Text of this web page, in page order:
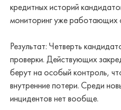
кредитных историй
мониторинг уже работающих
Результат: Четверть
проверки. Действующих
берут на особый контроль,
внутренние потери. Среди
инцидентов нет вообще.